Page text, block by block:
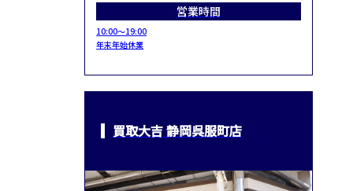
営業時間
10:00～19:00
年末年始休業
買取大吉 静岡呉服町店